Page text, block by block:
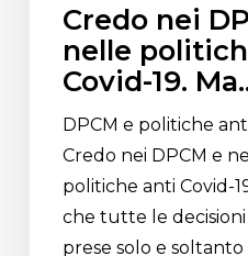
Credo nei
nelle
Covid-19.
DPCM e politiche
Credo nei DPCM e
politiche anti Covid-
che tutte le
prese solo e soltanto